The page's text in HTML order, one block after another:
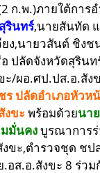
ก.พ.)ภายใต้การ
รินทร์,นายสันทัด
ง,นายวสันต์ ชิงช
ปลัดจังหวัดสุรินท
ะ/ผอ.ศป.ปส.อ.สัง
ร ปลัดอำเภอหัวห
งขะพร้อมด้วยนา
มั่นคงบูรณาการ
ขะ,ตำรวจชุด ชป
อส.อ.สังขะ 8 ร่ว